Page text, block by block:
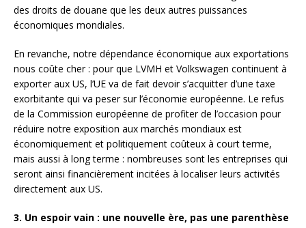
des droits de douane que les deux autres puissances
économiques mondiales.
En revanche, notre dépendance économique aux exportations
nous coûte cher : pour que LVMH et Volkswagen continuent à
exporter aux US, l’UE va de fait devoir s’acquitter d’une taxe
exorbitante qui va peser sur l’économie européenne. Le refus
de la Commission européenne de profiter de l’occasion pour
réduire notre exposition aux marchés mondiaux est
économiquement et politiquement coûteux à court terme,
mais aussi à long terme : nombreuses sont les entreprises qui
seront ainsi financièrement incitées à localiser leurs activités
directement aux US.
3. Un espoir vain : une nouvelle ère, pas une parenthèse